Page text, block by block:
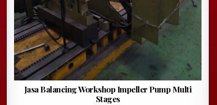
Jasa Balancing Workshop Impeller Pump Multi
Stages